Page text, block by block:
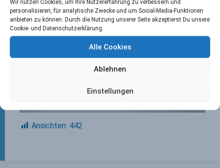
Wir nutzen Cookies, um Ihre Nutzererfahrung zu verbessern und
personalisieren, für analytische Zwecke und um Social-Media-Funktionen
anbieten zu können. Durch die Nutzung unserer Seite akzeptierst Du unsere
Cookie- und Datenschutzerklärung.
Alle Cookies
Ablehnen
Einstellungen
Ansichten: 442